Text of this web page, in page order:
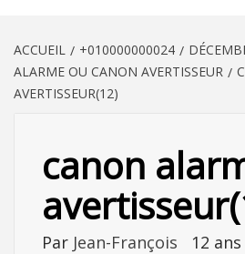
ACCUEIL +010000000024
ALARME OU CANON AVERTISSEUR
AVERTISSEUR(12)
canon
Par Jean-François 12